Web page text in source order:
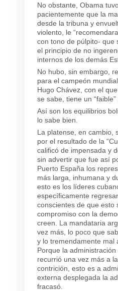
No obstante, Obama
pacientemente que la
desde la tribuna y
violento, le
con tono de púlpito- que
el principio de no
internos de los demás
No hubo, sin embargo,
para el campeón
Hugo Chávez, con el
se sabe, tiene un “faible”
Así son los equilibrios
lo sabe bien.
La platense, en cambio,
por el resultado de la
calificó de impensada y
sin advertir que fue así
Puerto España los
más larga, inhumana y
esto es los líderes
específicamente
conscientes de que esto
compromiso con la
creen. La mandataria
vez más, lo poco que
y lo tremendamente mal
Porque la
recurrió una vez más a
contrición, esto es a
externa desplegada la
fracasó.